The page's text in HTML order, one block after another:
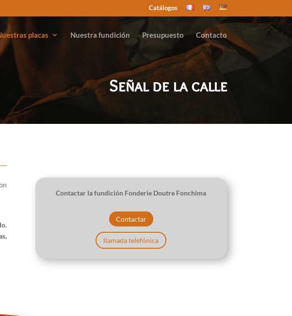
Catálogos
placas Nuestra fundición Presupuesto Contacto
Señal de la calle
.
Contactar lafundición Fonderie Doutre Fonchima
Contactar
llamada telefónica